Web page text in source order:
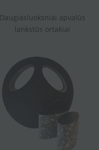
Daugiasluoksniai apvalūs
lankstūs ortakiai